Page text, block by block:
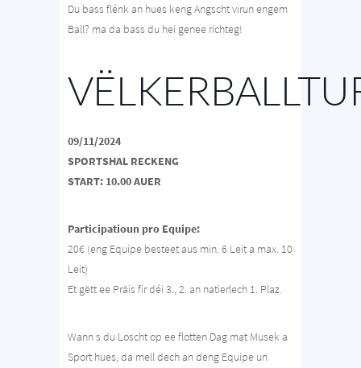
Du bass flénk an hues keng Angscht virun engem
Ball? ma da bass du hei genee richteg!
09/11/2024
SPORTSHAL RECKENG
START: 10.00 AUER
Participatioun pro Equipe:
20€ (eng Equipe besteet aus min. 6 Leit a max. 10
Leit)
Et gëtt ee Präis fir déi 3., 2. an natierlech 1. Plaz.
Wann s du Loscht op ee flotten Dag mat Musek a
Sport hues, da mell dech an deng Equipe un